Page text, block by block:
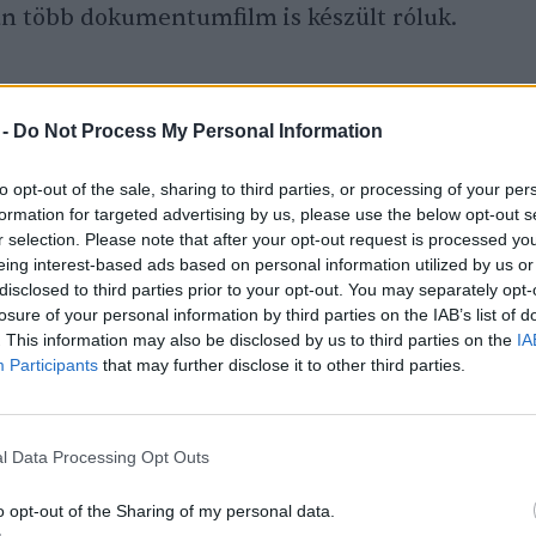
Do Not Process My Personal Information
opt-out of the sale, sharing to third parties, or processing of your
for targeted advertising by us, please use the below opt-out
selection. Please note that after your opt-out request is processed
interest-based ads based on personal information utilized by us
to third parties prior to your opt-out. You may separately
of your personal information by third parties on the IAB’s list of
This information may also be disclosed by us to third parties on the
Participants that may further disclose it to other third parties.
Data Processing Opt Outs
opt-out of the Sharing of my personal data.
több dokumentumfilm is készült róluk.
tartományban több mint 6000
megóvnia. Ezen a területen
tudják, hol és mikor lehet vadászni,
használatukra, hogyan használják a
Ez az erdő adja nekik az ivóvizet,
termékeket.
Sungai Utik elöljárója, Apay Janggut
közösségek szemében. A 90. évéhez
áll a közösség élén.
nem tettek semmi különöset,